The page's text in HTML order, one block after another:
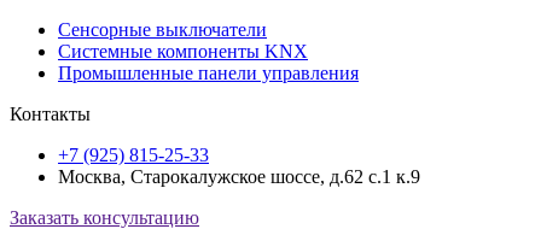
Сенсорные выключатели
Системные компоненты KNX
Промышленные панели управления
Контакты
+7 (925) 815-25-33
Москва, Старокалужское шоссе, д.62 с.1 к.9
Заказать консультацию